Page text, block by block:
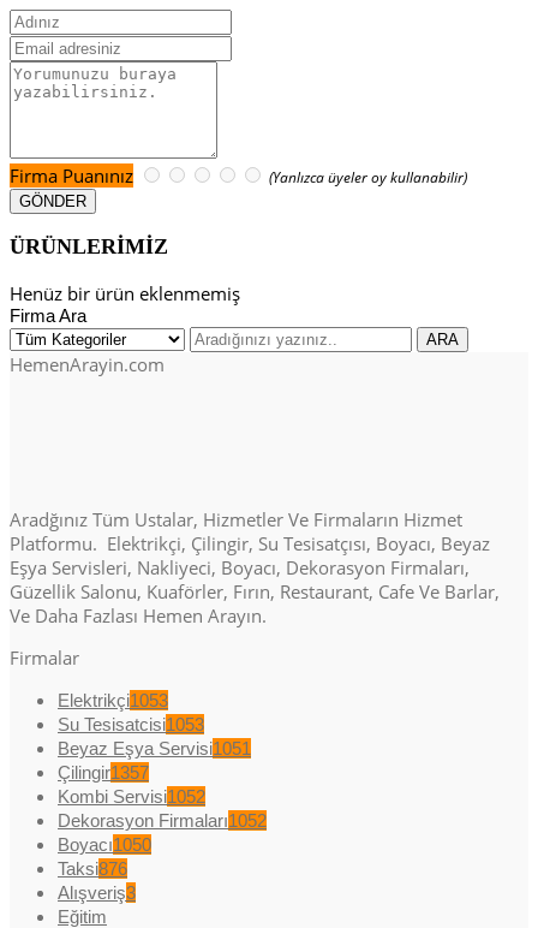
Firma Puanınız (Yanlızca üyeler oy kullanabilir)
ÜRÜNLERİMİZ
Henüz bir ürün eklenmemiş
Firma Ara
HemenArayin.com
Aradğınız Tüm Ustalar, Hizmetler Ve Firmaların Hizmet
Platformu. Elektrikçi, Çilingir, Su Tesisatçısı, Boyacı, Beyaz
Eşya Servisleri, Nakliyeci, Boyacı, Dekorasyon Firmaları,
Güzellik Salonu, Kuaförler, Fırın, Restaurant, Cafe Ve Barlar,
Ve Daha Fazlası Hemen Arayın.
Firmalar
Elektrikçi1053
Su Tesisatcisi1053
Beyaz Eşya Servisi1051
Çilingir1357
Kombi Servisi1052
Dekorasyon Firmaları1052
Boyacı1050
Taksi876
Alışveriş3
Eğitim